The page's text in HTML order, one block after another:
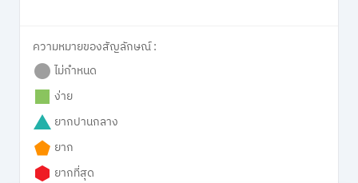
ความหมายของสัญลักษณ์ :
ไม่กำหนด
ง่าย
ยากปานกลาง
ยาก
ยากที่สุด